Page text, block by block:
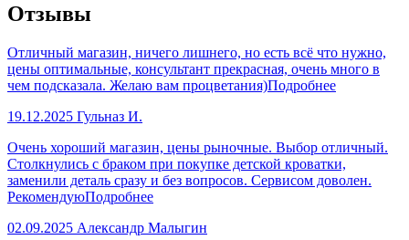
Отзывы
Отличный магазин, ничего лишнего, но есть всё что нужно,
цены оптимальные, консультант прекрасная, очень много в
чем подсказала. Желаю вам процветания)Подробнее
19.12.2025 Гульназ И.
Очень хороший магазин, цены рыночные. Выбор отличный.
Столкнулись с браком при покупке детской кроватки,
заменили деталь сразу и без вопросов. Сервисом доволен.
РекомендуюПодробнее
02.09.2025 Александр Малыгин